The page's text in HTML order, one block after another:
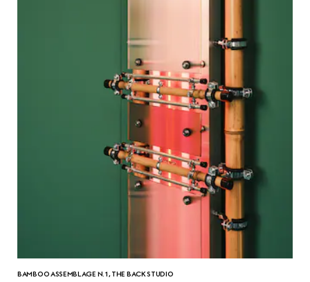
BAMBOO ASSEMBLAGE N.1, THE BACK STUDIO